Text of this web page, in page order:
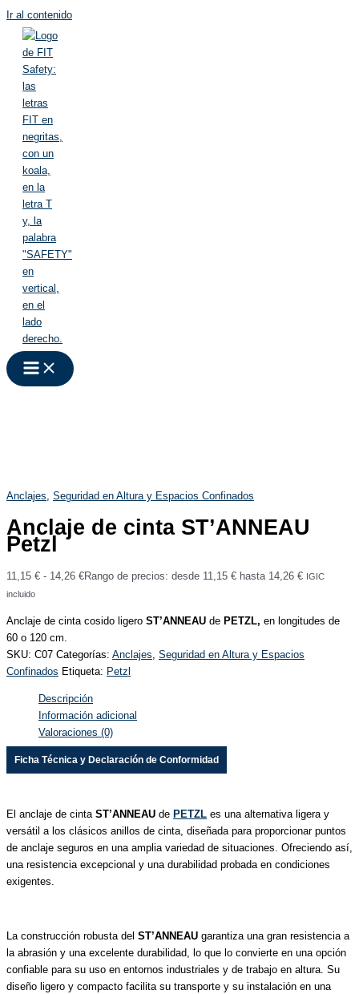
Ir al contenido
Anclajes, Seguridad en Altura y Espacios Confinados
Anclaje de cinta ST’ANNEAU
Petzl
11,15 € - 14,26 €Rango de precios: desde 11,15 € hasta 14,26 € IGIC
incluido
Anclaje de cinta cosido ligero ST’ANNEAU de PETZL, en longitudes de
60 o 120 cm.
SKU: C07 Categorías: Anclajes, Seguridad en Altura y Espacios
Confinados Etiqueta: Petzl
Descripción
Información adicional
Valoraciones (0)
Ficha Técnica y Declaración de Conformidad
El anclaje de cinta ST’ANNEAU de PETZL es una alternativa ligera y
versátil a los clásicos anillos de cinta, diseñada para proporcionar puntos
de anclaje seguros en una amplia variedad de situaciones. Ofreciendo así,
una resistencia excepcional y una durabilidad probada en condiciones
exigentes.
La construcción robusta del ST’ANNEAU garantiza una gran resistencia a
la abrasión y una excelente durabilidad, lo que lo convierte en una opción
confiable para su uso en entornos industriales y de trabajo en altura. Su
diseño ligero y compacto facilita su transporte y su instalación en una